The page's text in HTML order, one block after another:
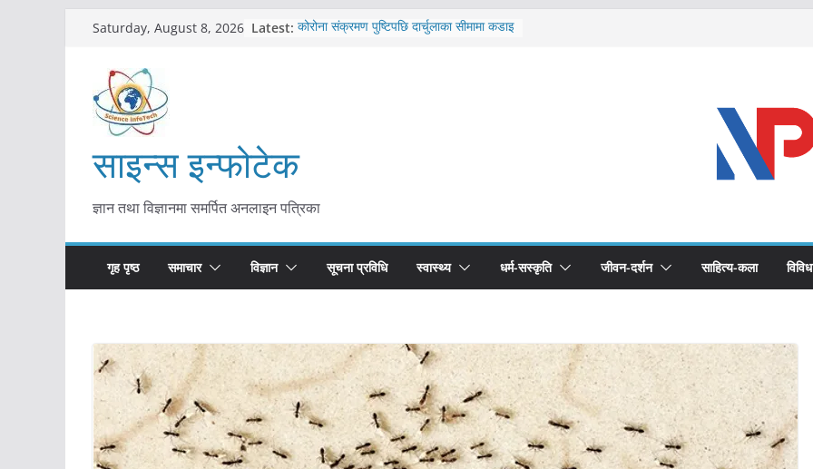
content
Saturday, August 8, 2026 Latest: कोरोना संक्रमण पुष्टिपछि दार्चुलाका सीमामा कडाइ
काभ्रेपलाञ्चोकमा आयुर्वेद स्वास्थ्योपचारतर्फ
साइन्स इन्फोटेक
ज्ञान तथा विज्ञानमा समर्पित अनलाइन पत्रिका
गृह पृष्ठ समाचार विज्ञान सूचना प्रविधि स्वास्थ्य धर्म-सस्कृति जीवन-दर्शन साहित्य-कला विविध